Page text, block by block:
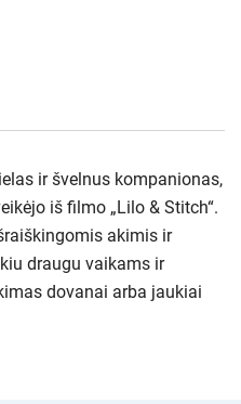
ir švelnus kompanionas,
iš filmo „Lilo & Stitch“.
akimis ir
draugu vaikams ir
dovanai arba jaukiai